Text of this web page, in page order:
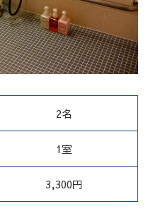
2名
1室
3,300円